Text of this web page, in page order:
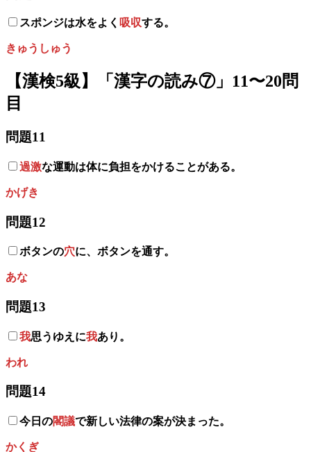
スポンジは水をよく 吸収する。
きゅうしゅう
【漢検5級】「漢字の読み⑦」11〜20問
目
問題11
過激な運動は体に負担をかけることがある。
かげき
問題12
ボタンの穴に、ボタンを通す。
あな
問題13
我思うゆえに我あり。
われ
問題14
今日の閣議で新しい法律の案が決まった。
かくぎ